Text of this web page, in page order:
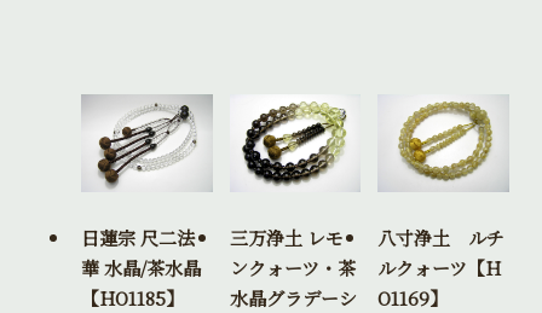
日蓮宗 尺二法
華 水晶/茶水晶
【HO1185】
三万浄土 レモ
ンクォーツ・茶
水晶グラデーシ
八寸浄土 ルチ
ルクォーツ【H
O1169】